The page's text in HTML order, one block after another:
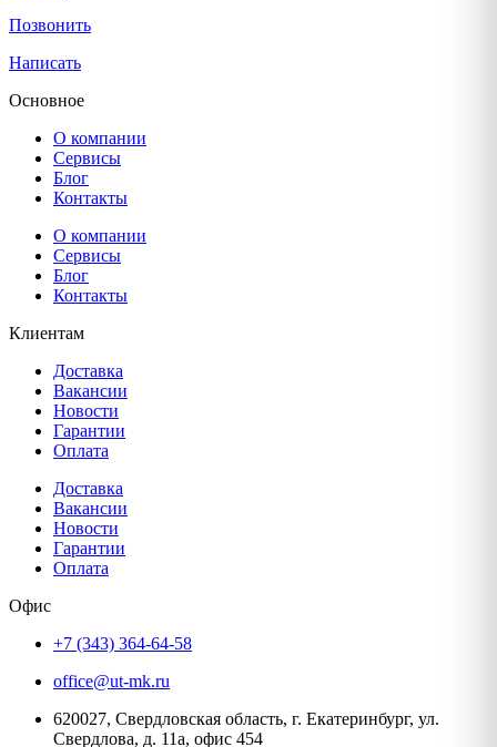
Позвонить
Написать
Основное
О компании
Сервисы
Блог
Контакты
О компании
Сервисы
Блог
Контакты
Клиентам
Доставка
Вакансии
Новости
Гарантии
Оплата
Доставка
Вакансии
Новости
Гарантии
Оплата
Офис
+7 (343) 364-64-58
office@ut-mk.ru
620027, Свердловская область, г. Екатеринбург, ул.
Свердлова, д. 11а, офис 454